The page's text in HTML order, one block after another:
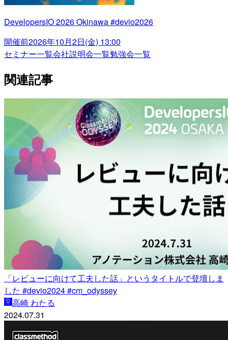
DevelopersIO 2026 Okinawa #devio2026
開催前2026年10月2日(金) 13:00
セミナー一覧会社説明会一覧勉強会一覧
関連記事
「レビューに向けて工夫した話」というタイトルで登壇しま
した #devio2024 #cm_odyssey
高崎 わたる
2024.07.31